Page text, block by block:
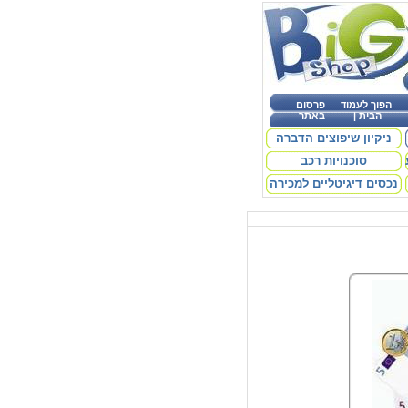
פרסום
באתר
הפוך לעמוד
הבית|
ניקיון שיפוצים הדברה
סוכנויות רכב
נכסים דיגיטליים למכירה